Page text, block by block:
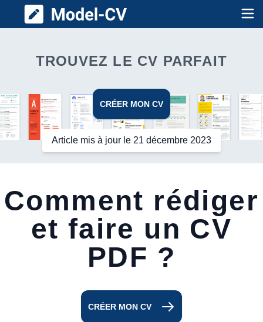
Model CV
TROUVEZ LE CV PARFAIT
CRÉER MON CV
Article mis à jour le 21 décembre 2023
Comment rédiger
et faire un CV
PDF ?
CRÉER MON CV